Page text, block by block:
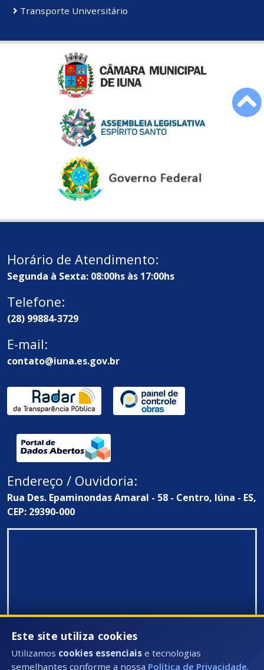
Transporte Universitário
Horário de Atendimento:
Segunda à Sexta: 08:00hs às 17:00hs
Telefone:
(28) 99884-3729
E-mail:
contato@iuna.es.gov.br
Endereço / Ouvidoria:
Rua Des. Epaminondas Amaral - 58 - Centro, Iúna - ES,
CEP: 29390-000
Este site utiliza cookies
Utilizamos cookies essenciais e tecnologias
semelhantes conforme a nossa Política de Privacidade.